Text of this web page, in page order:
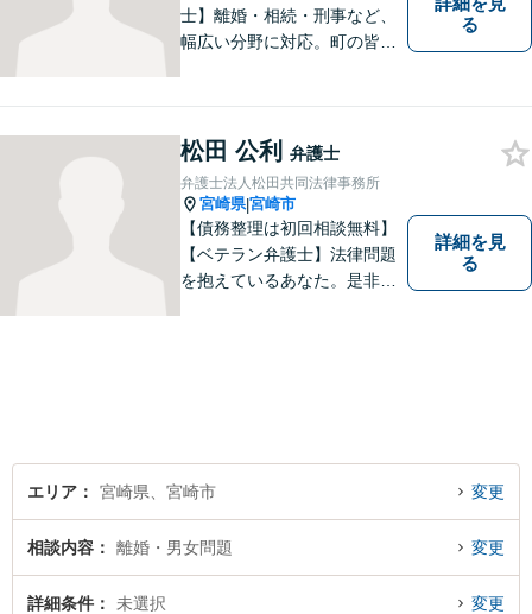
士】離婚・相続・刑事など、
幅広い分野に対応。町の皆様
ださい。きっと道が開けま
す。
る
松田 公利 弁護士
弁護士法人松田共同法律事務所
宮崎県|宮崎市
【債務整理は初回相談無料】
【ベテラン弁護士】法律問題
を抱えているあなた。是非一
詳細を見
る
エリア 宮崎県、宮崎市 変更
相談内容 離婚・男女問題 変更
詳細条件 未選択 変更